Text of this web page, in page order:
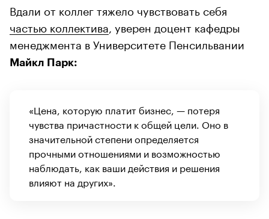
Вдали от коллег тяжело чувствовать себя
частью коллектива , уверен доцент кафедры
менеджмента в Университете Пенсильвании
Майкл Парк:
«Цена, которую платит бизнес, — потеря
чувства причастности к общей цели. Оно в
значительной степени определяется
прочными отношениями и возможностью
наблюдать, как ваши действия и решения
влияют на других».